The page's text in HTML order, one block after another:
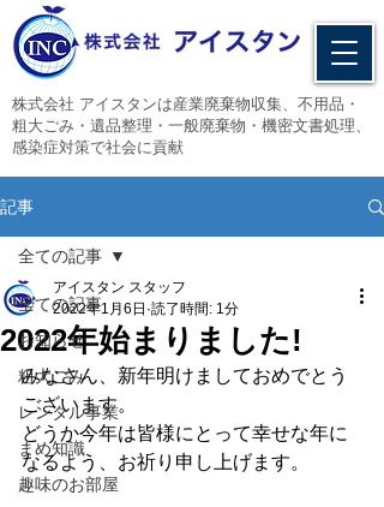
​株式会社 アイスタンは産業廃棄物収集、不用品・
粗大ごみ・遺品整理・一般廃棄物・機密文書処理、
感染症対策で社会に貢献
記事
全ての記事
お知らせ
粗大ごみ
レンタル事業
まめ知識
趣味のお部屋
全ての記事
2022年始まりました!
アイスタン スタッフ
2022年1月6日 読了時間: 1分
みなさん、新年明けましておめでとう
ございます。
どうか今年は皆様にとって幸せな年に
なるよう、お祈り申し上げます。